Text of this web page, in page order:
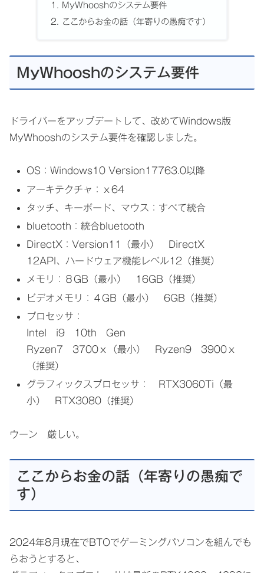
MyWhooshのシステム要件
ここからお金の話（年寄りの愚痴です）
MyWhooshのシステム要件
ドライバーをアップデートして、改めてWindows版
MyWhooshのシステム要件を確認しました。
OS：Windows10 Version17763.0以降
アーキテクチャ：ｘ64
タッチ、キーボード、マウス：すべて統合
bluetooth：統合bluetooth
DirectX：Version11（最小） DirectX
12API、ハードウェア機能レベル12（推奨）
メモリ：８GB（最小） 16GB（推奨）
ビデオメモリ：４GB（最小） 6GB（推奨）
プロセッサ：
Intel i9 10th Gen
Ryzen7 3700ｘ（最小） Ryzen9 3900ｘ
（推奨）
グラフィックスプロセッサ： RTX3060Ti（最
小） RTX3080（推奨）
ウーン 厳しい。
ここからお金の話（年寄りの愚痴で
す）
2024年8月現在でBTOでゲーミングパソコンを組んでも
らおうとすると、